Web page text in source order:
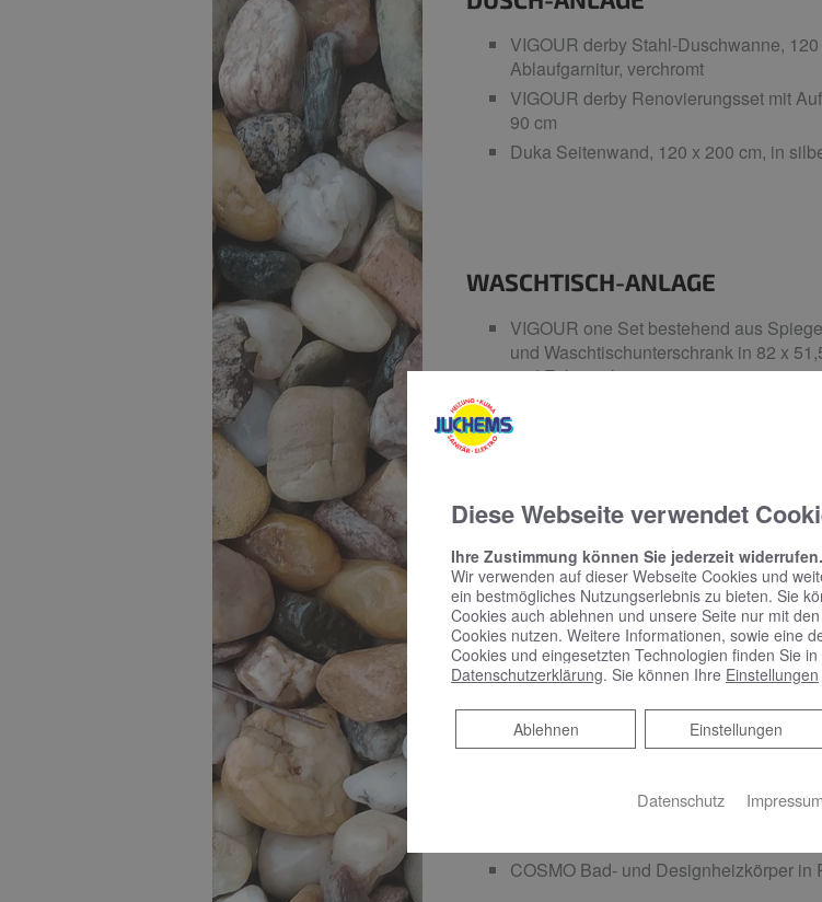
VIGOUR derby Stahl-Duschwanne,
Ablaufgarnitur, verchromt
VIGOUR derby Renovierungsset mit
90 cm
Duka Seitenwand, 120 x 200 cm, in
WASCHTISCH-ANLAGE
VIGOUR one Set bestehend aus
und Waschtischunterschrank in 82 x
und Eckventil
VIGOUR derby Einhand-
2 VIGOUR one Hochschränke in
WC-ANLAGE
VIGOUR clivia Wand-Tiefspül-WC
in weiß mit Edelstahl-Scharnieren
CONEL VIS WC-Element mit UP-
VIGOUR AI Betätigungsplatte für 2-
COSMO Bad- und Designheizkörper in
Diese Webseite verwendet
Ihre Zustimmung können Sie jederzeit widerrufen.
Wir verwenden auf dieser Webseite Cookies und
ein bestmögliches Nutzungserlebnis zu bieten. Sie
Cookies auch ablehnen und unsere Seite nur mit
Cookies nutzen. Weitere Informationen, sowie eine
Cookies und eingesetzten Technologien finden Sie
Datenschutzerklärung. Sie können Ihre Einstellungen
Einstellungen
Ablehnen
Ablehnen
Datenschutz Impressum